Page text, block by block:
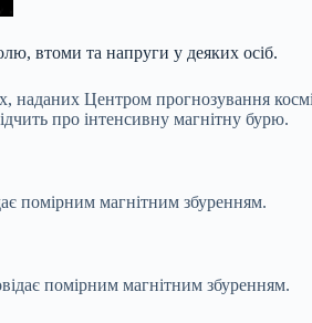
втоми та напруги у деяких осіб.
наданих Центром прогнозування
про інтенсивну магнітну бурю.
помірним магнітним збуренням.
помірним магнітним збуренням.